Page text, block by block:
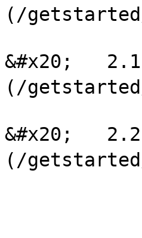
(/
&#x20;   2.1
(/
&#x20;   2.2